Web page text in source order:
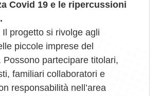
Covid 19 e le ripercussioni
progetto si rivolge agli
piccole imprese del
Possono partecipare titolari,
familiari collaboratori e
responsabilità nell’area